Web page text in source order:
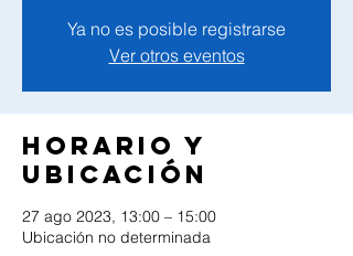
Ya no es posible registrarse
Ver otros eventos
Horario y
ubicación
27 ago 2023, 13:00 – 15:00
Ubicación no determinada